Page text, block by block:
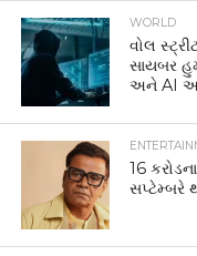
WORLD
વોલ
સાયબર
અને AI
16
સપ્ટેમ્બરે